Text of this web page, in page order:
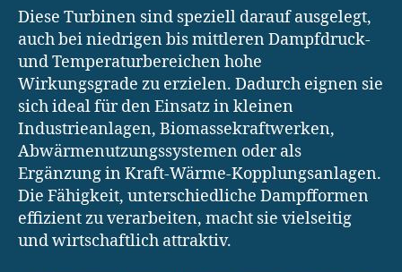
Diese Turbinen sind speziell darauf ausgelegt,
auch bei niedrigen bis mittleren Dampfdruck-
und Temperaturbereichen hohe
Wirkungsgrade zu erzielen. Dadurch eignen sie
sich ideal für den Einsatz in kleinen
Industrieanlagen, Biomassekraftwerken,
Abwärmenutzungssystemen oder als
Ergänzung in Kraft-Wärme-Kopplungsanlagen.
Die Fähigkeit, unterschiedliche Dampfformen
effizient zu verarbeiten, macht sie vielseitig
und wirtschaftlich attraktiv.